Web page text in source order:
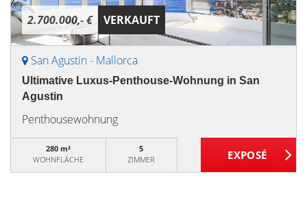
2.700.000,- € VERKAUFT
San Agustin - Mallorca
Ultimative Luxus-Penthouse-Wohnung in San
Agustin
Penthousewohnung
280 m²
WOHNFLÄCHE
5
ZIMMER